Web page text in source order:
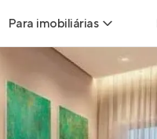
Para imobiliárias
Leads para
Hub de imobiliárias